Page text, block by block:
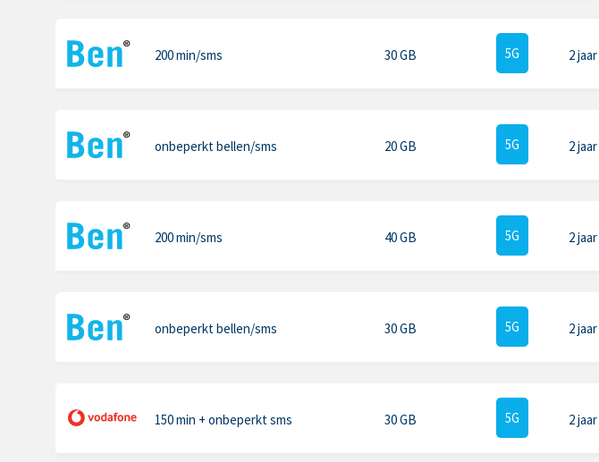
200 min/sms 30 GB 5G 2 jaar
onbeperkt bellen/sms 20 GB 5G 2 jaar
200 min/sms 40 GB 5G 2 jaar
onbeperkt bellen/sms 30 GB 5G 2 jaar
150 min + onbeperkt sms 30 GB 5G 2 jaar